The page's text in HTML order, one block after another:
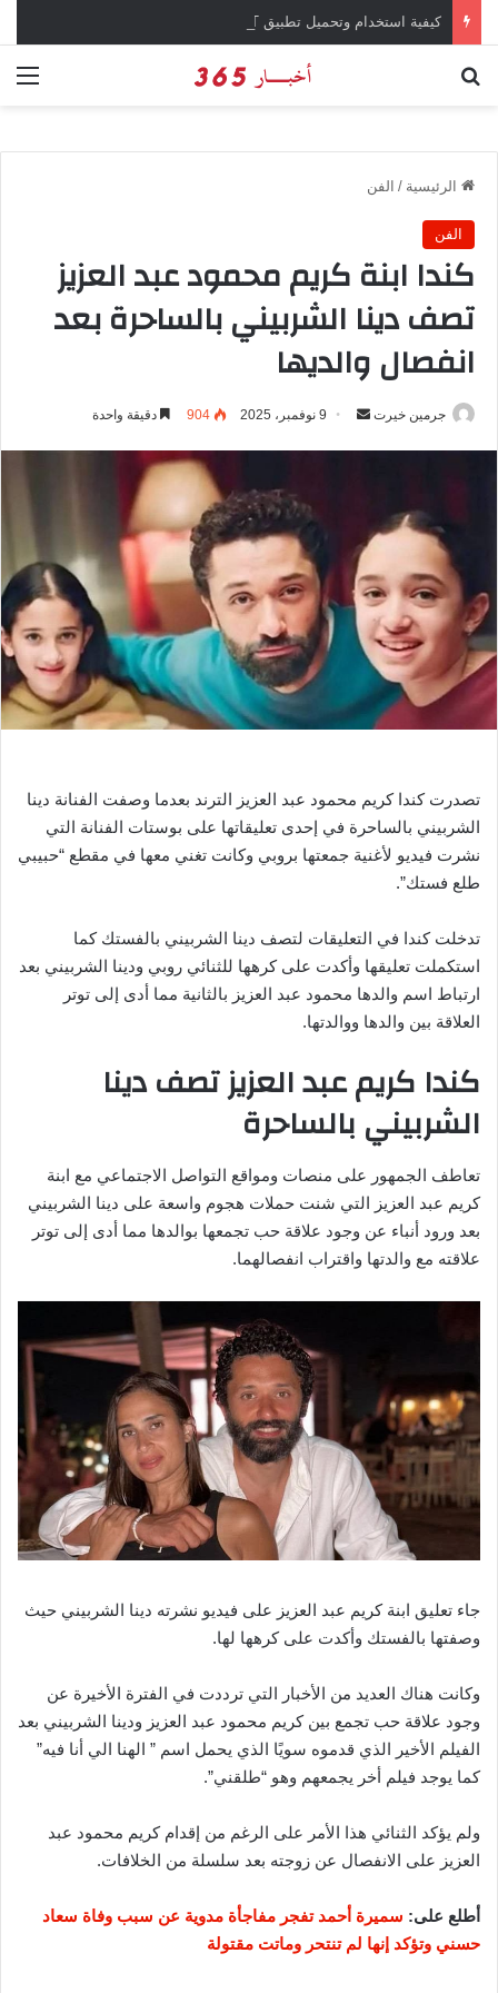
الرئيسية / الفن
الفن
كندا ابنة كريم محمود عبد العزيز
تصف دينا الشربيني بالساحرة بعد
انفصال والديها
جرمين خيرت
ر
ي
د
ا
ك
9 نوفمبر، 2025 904 دقيقة واحدة
تصدرت كندا كريم محمود عبد العزيز الترند بعدما وصفت الفنانة دينا
الشربيني بالساحرة في إحدى تعليقاتها على بوستات الفنانة التي
نشرت فيديو لأغنية جمعتها بروبي وكانت تغني معها في مقطع “حبيبي
طلع فستك”.
تدخلت كندا في التعليقات لتصف دينا الشربيني بالفستك كما
استكملت تعليقها وأكدت على كرهها للثنائي روبي ودينا الشربيني بعد
ارتباط اسم والدها محمود عبد العزيز بالثانية مما أدى إلى توتر
العلاقة بين والدها ووالدتها.
كندا كريم عبد العزيز تصف دينا
الشربيني بالساحرة
تعاطف الجمهور على منصات ومواقع التواصل الاجتماعي مع ابنة
كريم عبد العزيز التي شنت حملات هجوم واسعة على دينا الشربيني
بعد ورود أنباء عن وجود علاقة حب تجمعها بوالدها مما أدى إلى توتر
علاقته مع والدتها واقتراب انفصالهما.
جاء تعليق ابنة كريم عبد العزيز على فيديو نشرته دينا الشربيني حيث
وصفتها بالفستك وأكدت على كرهها لها.
وكانت هناك العديد من الأخبار التي ترددت في الفترة الأخيرة عن
وجود علاقة حب تجمع بين كريم محمود عبد العزيز ودينا الشربيني بعد
الفيلم الأخير الذي قدموه سويًا الذي يحمل اسم ” الهنا الي أنا فيه”
كما يوجد فيلم أخر يجمعهم وهو “طلقني”.
ولم يؤكد الثنائي هذا الأمر على الرغم من إقدام كريم محمود عبد
العزيز على الانفصال عن زوجته بعد سلسلة من الخلافات.
أطلع على: سميرة أحمد تفجر مفاجأة مدوية عن سبب وفاة سعاد
حسني وتؤكد إنها لم تنتحر وماتت مقتولة